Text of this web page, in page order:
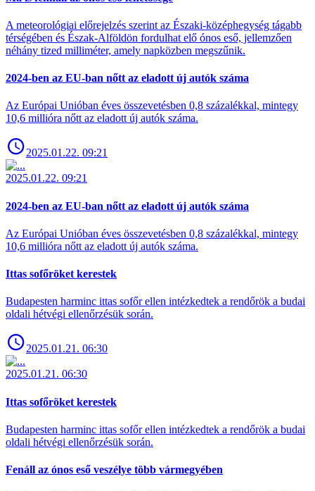
A meteorológiai előrejelzés szerint az Északi-középhegység tágabb
térségében és Észak-Alföldön fordulhat elő ónos eső, jellemzően
néhány tized milliméter, amely napközben megszűnik.
2024-ben az EU-ban nőtt az eladott új autók száma
Az Európai Unióban éves összevetésben 0,8 százalékkal, mintegy
10,6 millióra nőtt az eladott új autók száma.
2025.01.22. 09:21
2025.01.22. 09:21
2024-ben az EU-ban nőtt az eladott új autók száma
Az Európai Unióban éves összevetésben 0,8 százalékkal, mintegy
10,6 millióra nőtt az eladott új autók száma.
Ittas sofőröket kerestek
Budapesten harminc ittas sofőr ellen intézkedtek a rendőrök a budai
oldali hétvégi ellenőrzésük során.
2025.01.21. 06:30
2025.01.21. 06:30
Ittas sofőröket kerestek
Budapesten harminc ittas sofőr ellen intézkedtek a rendőrök a budai
oldali hétvégi ellenőrzésük során.
Fenáll az ónos eső veszélye több vármegyében